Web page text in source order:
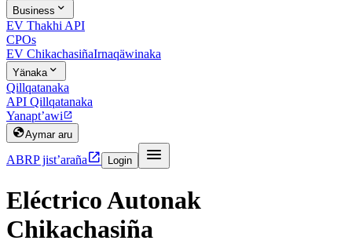
Business 
EV Thakhi API
CPOs
EV ChikachasiñaIrnaqäwinaka
Yänaka 
Qillqatanaka
API Qillqatanaka
Yanapt’awi
Aymar aru
ABRP jist’araña Login 
Eléctrico Autonak
Chikachasiña